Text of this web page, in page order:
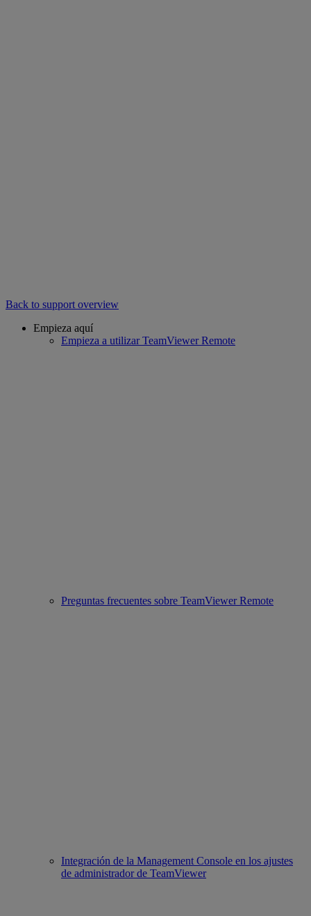
Back to support overview
Empieza aquí
Empieza a utilizar TeamViewer Remote
Preguntas frecuentes sobre TeamViewer Remote
Integración de la Management Console en los ajustes
de administrador de TeamViewer